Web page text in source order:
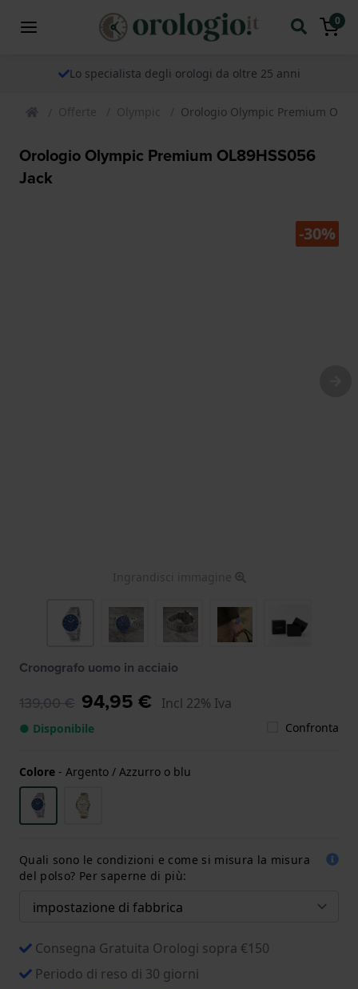
0
Lo specialista degli orologi da oltre 25 anni
Offerte Olympic Orologio Olympic Premium
Orologio Olympic Premium OL89HSS056
Jack
-30%
Ingrandisci immagine
Cronografo uomo in acciaio
139,00 € 94,95 € Incl 22% Iva
● Disponibile Confronta
Colore - Argento / Azzurro o blu
Quali sono le condizioni e come si misura la misura
del polso? Per saperne di più:
Consegna Gratuita Orologi sopra €150
Periodo di reso di 30 giorni